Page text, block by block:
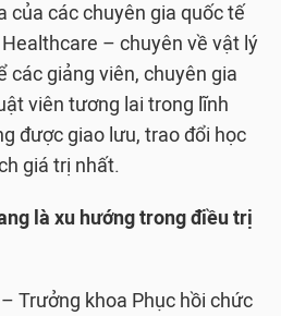
của các chuyên gia quốc tế
– chuyên về vật lý
các giảng viên, chuyên gia
viên tương lai trong lĩnh
được giao lưu, trao đổi học
giá trị nhất.
là xu hướng trong điều trị
Trưởng khoa Phục hồi chức